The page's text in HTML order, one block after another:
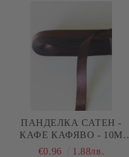
ПАНДЕЛКА САТЕН -
КАФЕ КАФЯВО - 10М
№13
€0.96 1.88лв.